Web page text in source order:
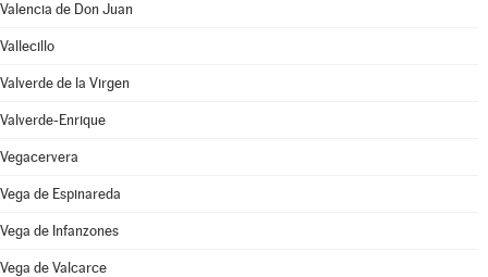
Valencia de Don Juan
Vallecillo
Valverde de la Virgen
Valverde-Enrique
Vegacervera
Vega de Espinareda
Vega de Infanzones
Vega de Valcarce